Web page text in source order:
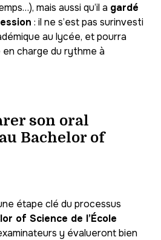
mais aussi qu’il a gardé
: il ne s’est pas surinvesti
au lycée, et pourra
en charge du rythme à
son oral
Bachelor of
étape clé du processus
of Science de l’École
y évalueront bien